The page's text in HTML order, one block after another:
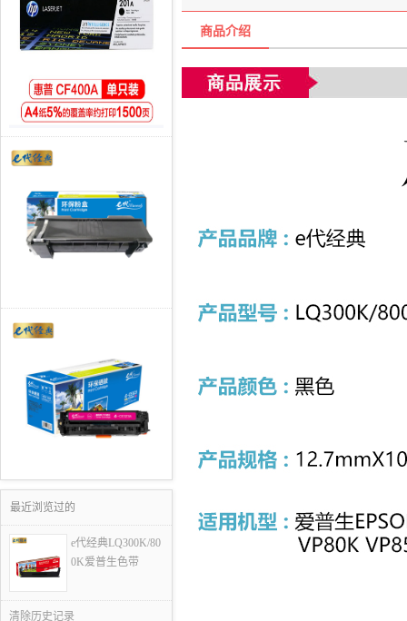
最近浏览过的
e代经典LQ300K/80
0K爱普生色带
清除历史记录
商品介绍